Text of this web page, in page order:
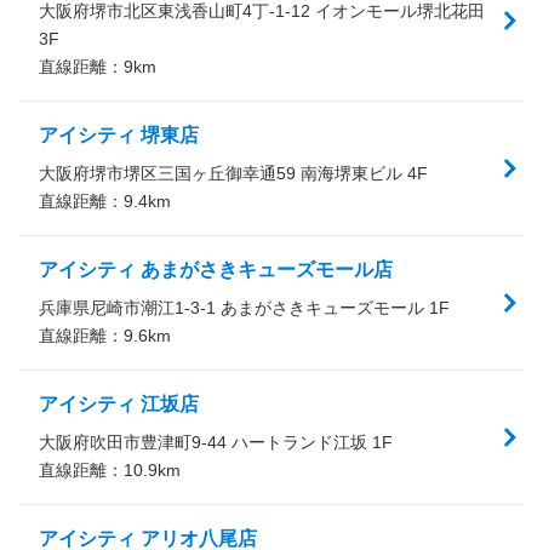
大阪府堺市北区東浅香山町4丁-1-12 イオンモール堺北花田
3F
直線距離： 9km
アイシティ 堺東店
大阪府堺市堺区三国ヶ丘御幸通59 南海堺東ビル 4F
直線距離： 9.4km
アイシティ あまがさきキューズモール店
兵庫県尼崎市潮江1-3-1 あまがさきキューズモール 1F
直線距離： 9.6km
アイシティ 江坂店
大阪府吹田市豊津町9-44 ハートランド江坂 1F
直線距離： 10.9km
アイシティ アリオ八尾店